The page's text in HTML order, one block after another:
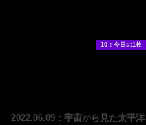
10：今日の1枚
2022.06.09：宇宙から見た太平洋